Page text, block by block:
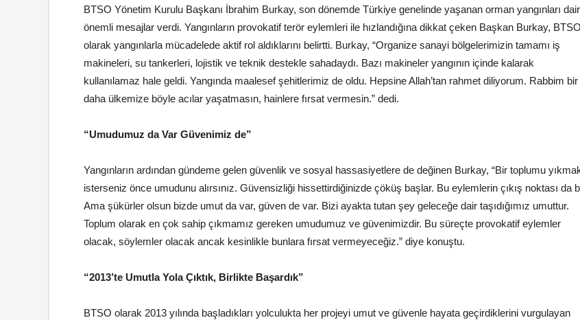
BTSO Yönetim Kurulu Başkanı İbrahim Burkay, son dönemde Türkiye genelinde yaşanan orman yangınları dair
önemli mesajlar verdi. Yangınların provokatif terör eylemleri ile hızlandığına dikkat çeken Başkan Burkay, BTSO
olarak yangınlarla mücadelede aktif rol aldıklarını belirtti. Burkay, “Organize sanayi bölgelerimizin tamamı iş
makineleri, su tankerleri, lojistik ve teknik destekle sahadaydı. Bazı makineler yangının içinde kalarak
kullanılamaz hale geldi. Yangında maalesef şehitlerimiz de oldu. Hepsine Allah’tan rahmet diliyorum. Rabbim bir
daha ülkemize böyle acılar yaşatmasın, hainlere fırsat vermesin.” dedi.
“Umudumuz da Var Güvenimiz de”
Yangınların ardından gündeme gelen güvenlik ve sosyal hassasiyetlere de değinen Burkay, “Bir toplumu
isterseniz önce umudunu alırsınız. Güvensizliği hissettirdiğinizde çöküş başlar. Bu eylemlerin çıkış noktası da
Ama şükürler olsun bizde umut da var, güven de var. Bizi ayakta tutan şey geleceğe dair taşıdığımız umuttur.
Toplum olarak en çok sahip çıkmamız gereken umudumuz ve güvenimizdir. Bu süreçte provokatif eylemler
olacak, söylemler olacak ancak kesinlikle bunlara fırsat vermeyeceğiz.” diye konuştu.
“2013’te Umutla Yola Çıktık, Birlikte Başardık”
BTSO olarak 2013 yılında başladıkları yolculukta her projeyi umut ve güvenle hayata geçirdiklerini vurgulayan